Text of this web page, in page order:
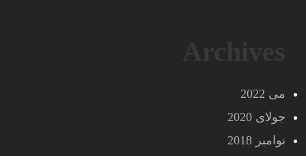
می 2022
جولای 2020
نوامبر 2018